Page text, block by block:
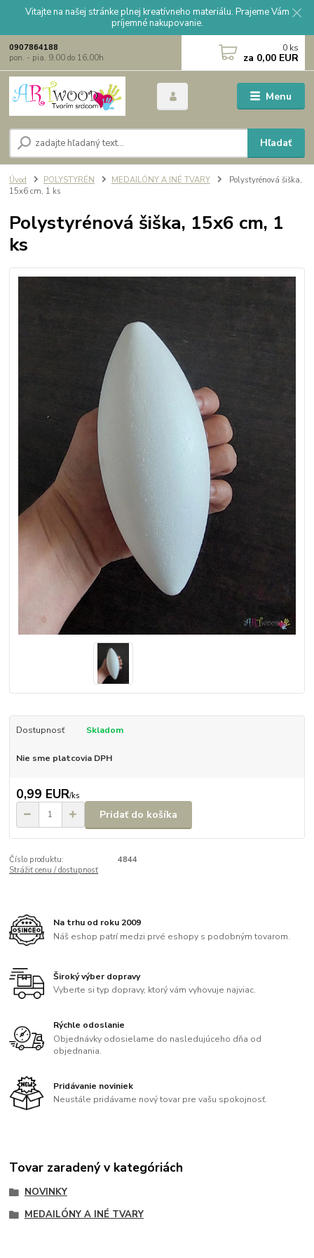
Vitajte na našej stránke plnej kreatívneho materiálu. Prajeme Vám
príjemné nakupovanie.
Menu
Hľadať
0907864188
pon. - pia. 9,00 do 16,00h
0 ks
za 0,00 EUR
Úvod POLYSTYRÉN MEDAILÓNY A INÉ TVARY
Polystyrénová šiška,
15x6 cm, 1 ks
Polystyrénová šiška, 15x6 cm, 1
ks
Dostupnosť Skladom
Nie sme platcovia DPH
0,99 EUR/ks
Pridať do košíka
Číslo produktu:
4844
Strážiť cenu / dostupnosť
Na trhu od roku 2009
Náš eshop patrí medzi prvé eshopy s podobným tovarom.
Široký výber dopravy
Vyberte si typ dopravy, ktorý vám vyhovuje najviac.
Rýchle odoslanie
Objednávky odosielame do nasledujúceho dňa od
objednania.
Pridávanie noviniek
Neustále pridávame nový tovar pre vašu spokojnosť.
Tovar zaradený v kategóriách
NOVINKY
MEDAILÓNY A INÉ TVARY